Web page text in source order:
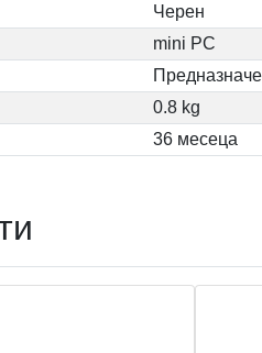
Черен
mini PC
0.8 kg
36 месеца